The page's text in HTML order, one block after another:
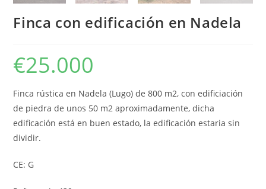
Finca con edificación en Nadela
€25.000
Finca rústica en Nadela (Lugo) de 800 m2, con edificiación
de piedra de unos 50 m2 aproximadamente, dicha
edificación está en buen estado, la edificación estaria sin
dividir.
CE: G